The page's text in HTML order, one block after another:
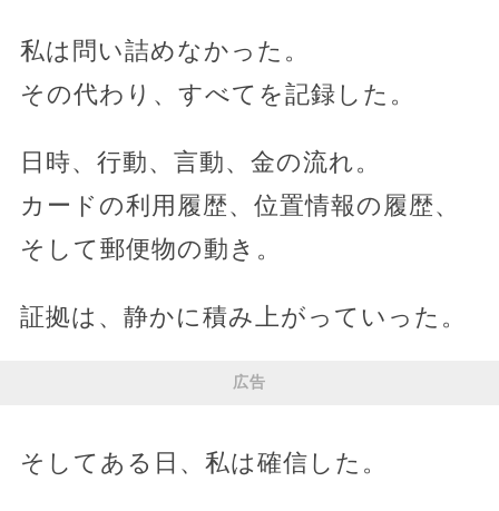
私は問い詰めなかった。
その代わり、すべてを記録した。
日時、行動、言動、金の流れ。
カードの利用履歴、位置情報の履歴、
そして郵便物の動き。
証拠は、静かに積み上がっていった。
広告
そしてある日、私は確信した。